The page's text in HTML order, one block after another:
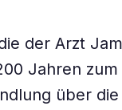
der Arzt
Jahren
über die